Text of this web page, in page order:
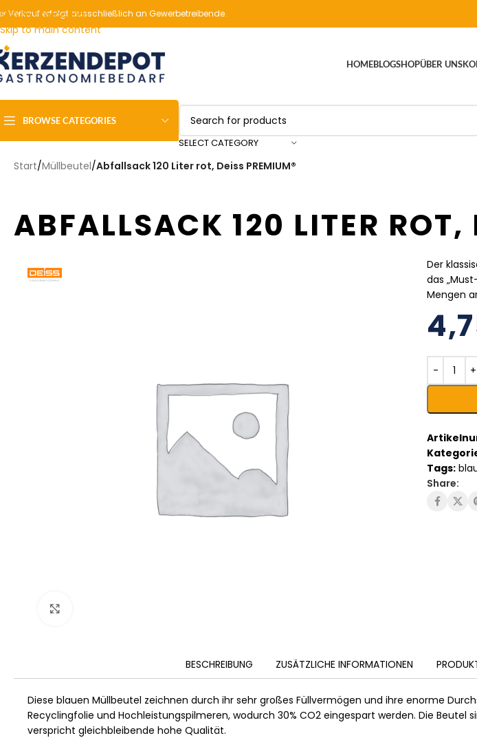
Skip to navigation
Skip to main content
Verkauf erfolgt ausschließlich an Gewerbetreibende.
HOMEBLOGSHOPÜBER UNS
BROWSE CATEGORIES
SELECT CATEGORY
Start/Müllbeutel/Abfallsack 120 Liter rot, Deiss PREMIUM®
ABFALLSACK 120 LITER ROT,
Der
das
Mengen
Tags:
Share:
BESCHREIBUNG ZUSÄTZLICHE INFORMATIONEN
Diese blauen Müllbeutel zeichnen durch ihr sehr großes Füllvermögen und ihre enorme
Recyclingfolie und Hochleistungspilmeren, wodurch 30% CO2 eingespart werden. Die
verspricht gleichbleibende hohe Qualität.